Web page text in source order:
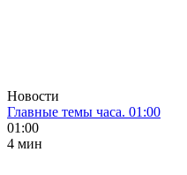
Новости
Главные темы часа. 01:00
01:00
4 мин